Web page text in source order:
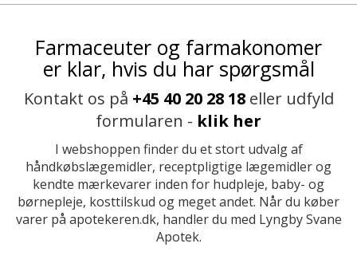
Farmaceuter og farmakonomer
er klar, hvis du har spørgsmål
Kontakt os på +45 40 20 28 18eller udfyld
formularen - klik her
I webshoppen finder du et stort udvalg af
håndkøbslægemidler, receptpligtige lægemidler og
kendte mærkevarer inden for hudpleje, baby- og
børnepleje, kosttilskud og meget andet. Når du køber
varer på apotekeren.dk, handler du med Lyngby Svane
Apotek.